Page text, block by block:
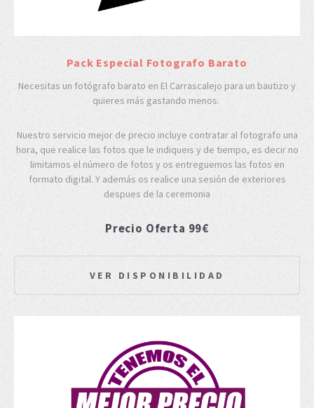
Pack Especial Fotografo Barato
Necesitas un fotógrafo barato en El Carrascalejo para un bautizo y
quieres más gastando menos.
Nuestro servicio mejor de precio incluye contratar al fotografo una
hora, que realice las fotos que le indiqueis y de tiempo, es decir no
limitamos el número de fotos y os entreguemos las fotos en
formato digital. Y además os realice una sesión de exteriores
despues de la ceremonia
Precio Oferta 99€
VER DISPONIBILIDAD